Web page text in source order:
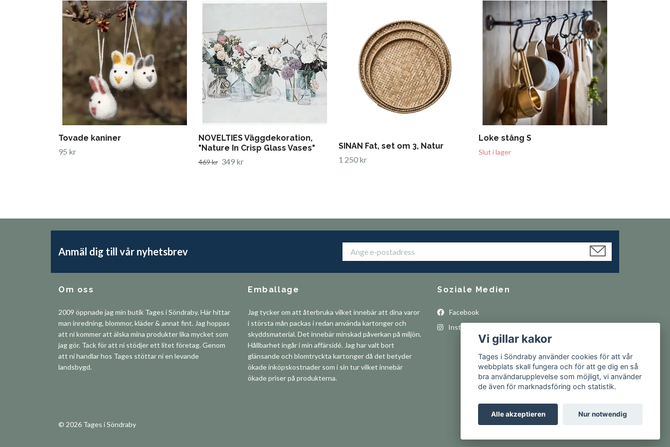
Tovade kaniner
95 kr
NOVELTIES Väggdekoration,
"Nature In Crisp Glass Vases"
469 kr 349 kr
SINAN Fat, set om 3, Natur
1 250 kr
Loke stång S
Slut i lager
Anmäl dig till vår nyhetsbrev
Om oss
2009 öppnade jag min butik Tages i Söndraby. Här hittar
man inredning, blommor, kläder & annat fint. Jag hoppas
att ni kommer att älska mina produkter lika mycket som
jag gör. Tack för att ni stödjer ett litet företag. Genom
att ni handlar hos Tages stöttar ni en levande
landsbygd.
Emballage
Jag tycker om att återbruka vilket innebär att dina varor
i största mån packas i redan använda kartonger och
skyddsmaterial. Det innebär minskad påverkan på miljön.
Hållbarhet ingår i min affärsidé. Jag har valt bort
glänsande och blomtryckta kartonger då det betyder
ökade inköpskostnader som i sin tur vilket innebär
ökade priser på produkterna.
Soziale Medien
Facebook
Instagram
© 2026 Tages i Söndraby
Vi gillar kakor
Tages i Söndraby använder cookies för att vår
webbplats skall fungera och för att ge dig en så
bra användarupplevelse som möjligt, vi använder
de även för marknadsföring och statistik.
Alle akzeptieren Nur notwendig